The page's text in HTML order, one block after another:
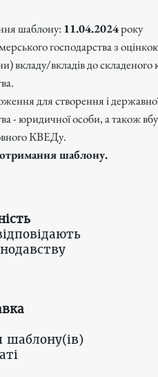
шаблону: 11.04.2024року
господарства з
вкладу/вкладів до складеного
для створення і
- юридичної особи, а також
КВЕДу.
отримання шаблону.
шаблону(ів)